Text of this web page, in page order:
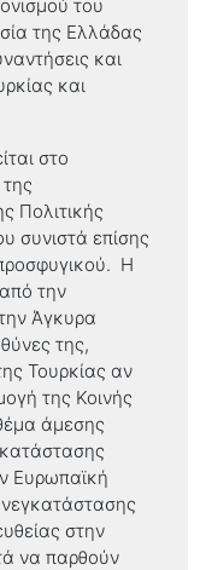
του
της Ελλάδας
και
και
στο
Πολιτικής
συνιστά επίσης
Η
την
Άγκυρα
της,
Τουρκίας αν
της Κοινής
άμεσης
Ευρωπαϊκή
στην
να παρθούν